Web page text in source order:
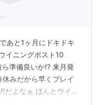
あと1ヶ月にドキドキ
イニングポスト10
準備良いか!? 来月発
みだから早くプレイ
だよなぁ ほんとウイポ